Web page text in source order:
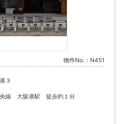
物件No.：N451
３
央線 大阪港駅 徒歩約１分